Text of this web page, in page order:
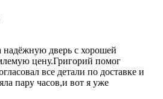
надёжную дверь с хорошей
цену.Григорий помог
все детали по доставке и
пару часов,и вот я уже